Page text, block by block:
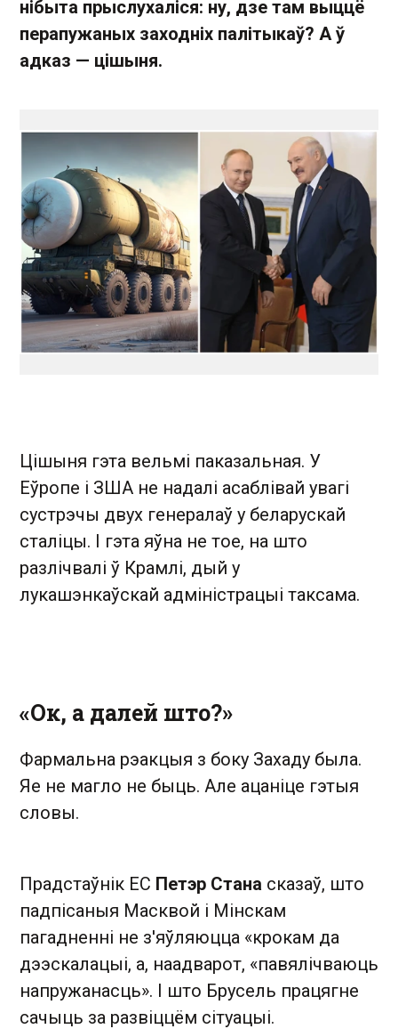
нібыта прыслухаліся: ну, дзе там выццё
перапужаных заходніх палітыкаў? А ў
адказ — цішыня.
Цішыня гэта вельмі паказальная. У
Еўропе і ЗША не надалі асаблівай увагі
сустрэчы двух генералаў у беларускай
сталіцы. І гэта яўна не тое, на што
разлічвалі ў Крамлі, дый у
лукашэнкаўскай адміністрацыі таксама.
«Ок, а далей што?»
Фармальна рэакцыя з боку Захаду была.
Яе не магло не быць. Але ацаніце гэтыя
словы.
Прадстаўнік ЕС Петэр Стана сказаў, што
падпісаныя Масквой і Мінскам
пагадненні не з'яўляюцца «крокам да
дээскалацыі, а, наадварот, «павялічваюць
напружанасць». І што Брусель працягне
сачыць за развіццём сітуацыі.